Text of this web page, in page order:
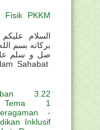
Fisik PKKM
السلام
بركاته بسم
صل و سلم
3.22
Tema 1
-
Inklusif